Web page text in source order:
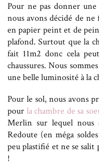
Pour ne pas donner
nous avons décidé de
en papier peint et de
plafond. Surtout que la
fait 11m2 donc cela
chaussures. Nous
une belle luminosité à la
Pour le sol, nous avons
pour la chambre de sa
Merlin sur lequel nous
Redoute (en méga
peu plastifié et ne se
!